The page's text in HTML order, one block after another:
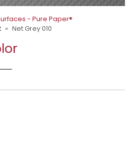
- Pure Paper®
Net Grey 010